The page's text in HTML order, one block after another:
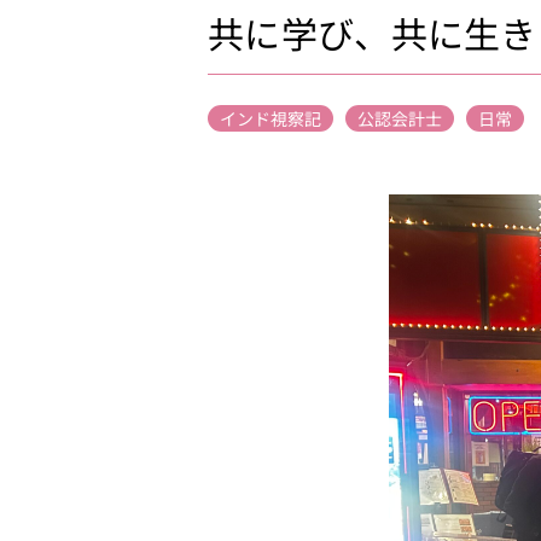
共に学び、共に生
インド視察記 公認会計士 日常